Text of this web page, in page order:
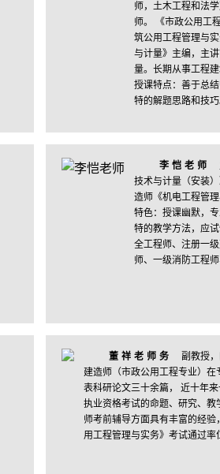
师，土木工程和法
师。 《市政公用工
筑公用工程管理与
与计量》主编，主
量。长期从事工程
授课特点：善于总
特的解题思路和技巧
李恺老师
技术与计量（安装
造师《机电工程管
特色：授课幽默，
特的教学方法，应
全工程师、注册一
师、一级消防工程
董祥老师务
副教授
建造师（市政公用工程专业）在
表科研论文三十余篇， 近十年
执业资格考试的命题、研究、教
师考前辅导方面具有丰富的经验
用工程管理与实务》考试通过率